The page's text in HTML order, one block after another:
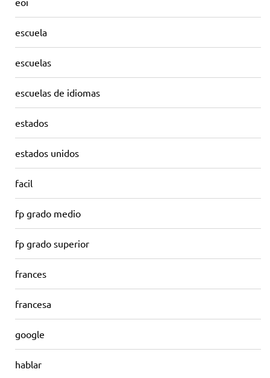
escuela
escuelas
escuelas de idiomas
estados
estados unidos
facil
fp grado medio
fp grado superior
frances
francesa
google
hablar